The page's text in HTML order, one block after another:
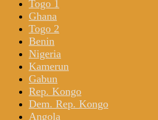
Togo 1
Ghana
Togo 2
Benin
Nigeria
Kamerun
Gabun
Rep. Kongo
Dem. Rep. Kongo
Angola